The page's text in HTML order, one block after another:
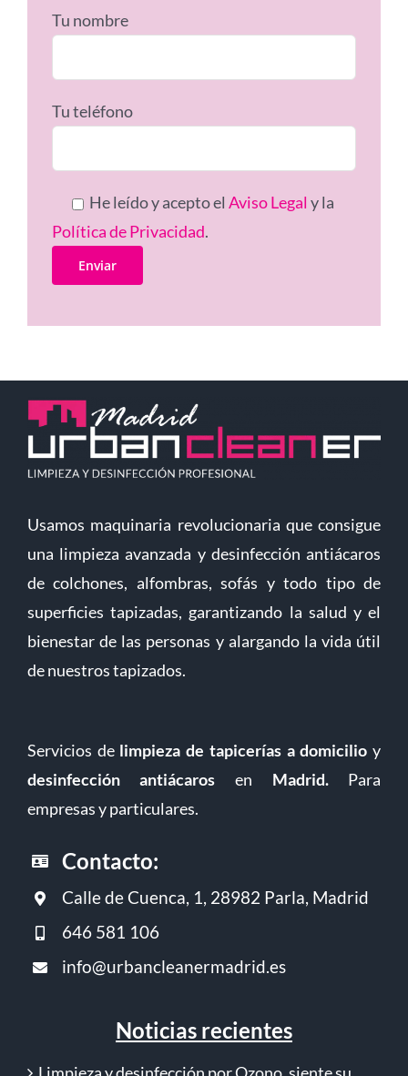
Tu nombre
Tu teléfono
He leído y acepto elAviso Legal y la
Política de Privacidad.
Usamos maquinaria revolucionaria que consigue
una limpieza avanzada y desinfección antiácaros
de colchones, alfombras, sofás y todo tipo de
superficies tapizadas, garantizando la salud y el
bienestar de las personas y alargando la vida útil
de nuestros tapizados.
Servicios de limpieza de tapicerías a domicilio y
desinfección antiácaros en Madrid.Para
empresas y particulares.
Contacto:
Calle de Cuenca, 1, 28982 Parla, Madrid
646 581 106
info@urbancleanermadrid.es
Noticias recientes